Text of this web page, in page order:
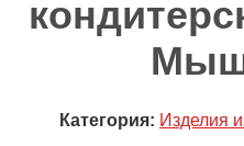
Категория: Изделия